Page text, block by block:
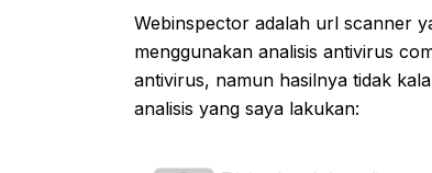
Webinspector adalah url scanner
menggunakan analisis antivirus
antivirus, namun hasilnya tidak
analisis yang saya lakukan: